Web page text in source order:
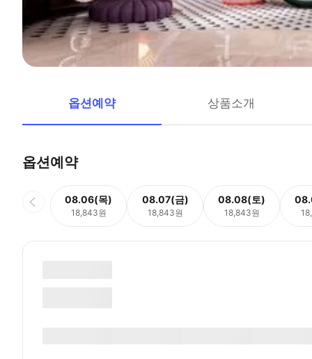
옵션예약 상품소개
옵션예약
08.06(목)
18,843원
08.07(금)
18,843원
08.08(토)
18,843원